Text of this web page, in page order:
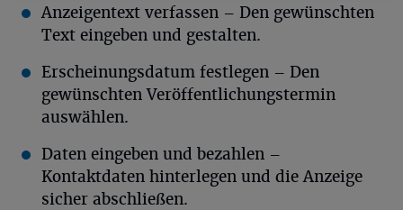
Anzeigentext verfassen – Den gewünschten
Text eingeben und gestalten.
Erscheinungsdatum festlegen – Den
gewünschten Veröffentlichungstermin
auswählen.
Daten eingeben und bezahlen –
Kontaktdaten hinterlegen und die Anzeige
sicher abschließen.